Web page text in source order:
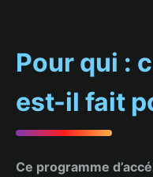
Pour qui :
est-il fait
Ce programme